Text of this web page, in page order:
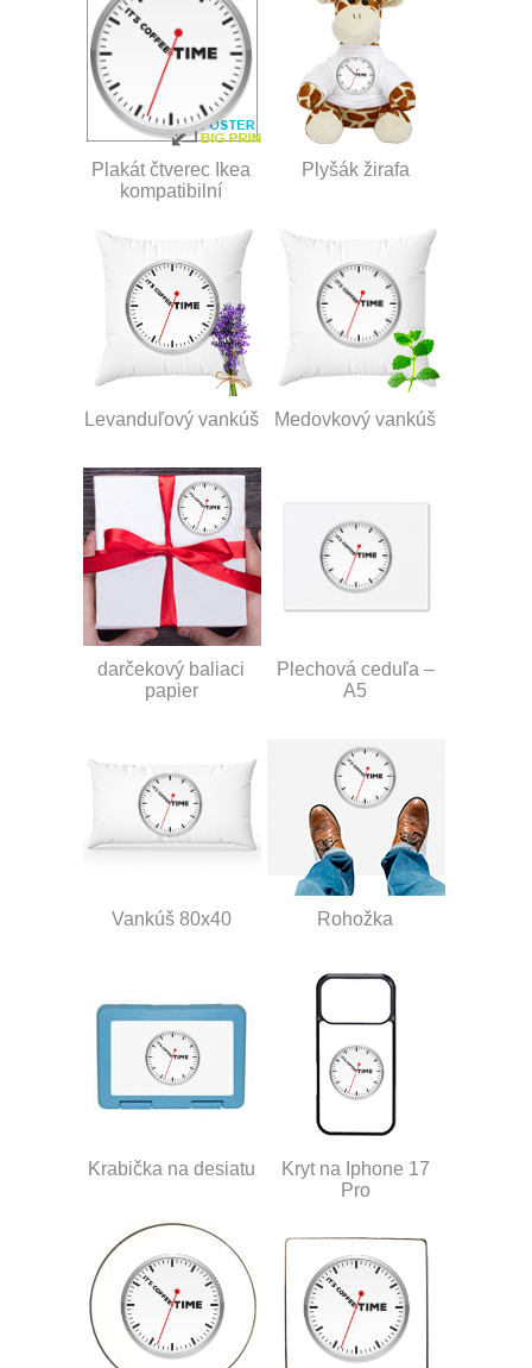
Plakát čtverec Ikea
kompatibilní
Plyšák žirafa
Levanduľový vankúš Medovkový vankúš
darčekový baliaci
papier
Plechová ceduľa –
A5
Vankúš 80x40 Rohožka
Krabička na desiatu
Kryt na Iphone 17
Pro